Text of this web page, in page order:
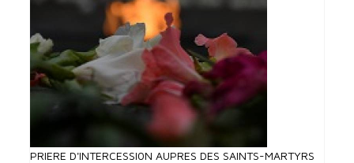
PRIERE D'INTERCESSI0N AUPRES DES SAINTS-MARTYRS